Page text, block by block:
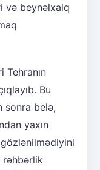
və beynəlxalq
Tehranın
Bu
sonra belə,
yaxın